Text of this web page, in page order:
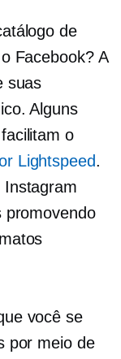
de
Facebook? A
suas
Alguns
o
Lightspeed.
Instagram
promovendo
você se
por meio de